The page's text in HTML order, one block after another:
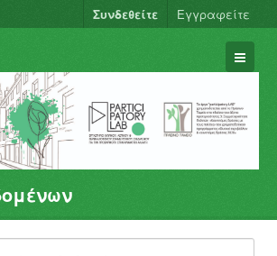
Συνδεθείτε Εγγραφείτε